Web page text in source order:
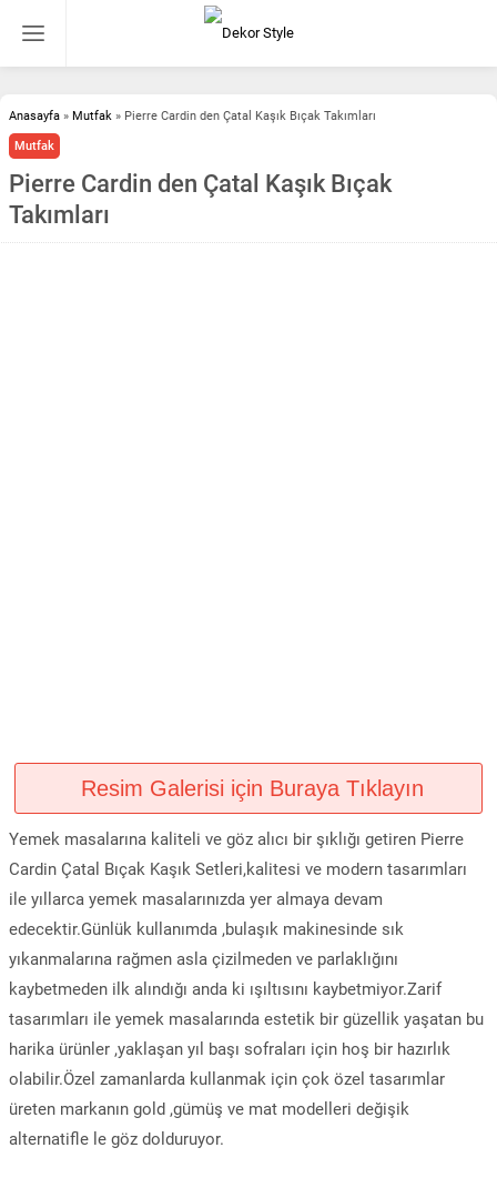
Anasayfa » Mutfak » Pierre Cardin den Çatal Kaşık Bıçak Takımları
Mutfak
Pierre Cardin den Çatal Kaşık Bıçak
Takımları
Resim Galerisi için Buraya Tıklayın
Yemek masalarına kaliteli ve göz alıcı bir şıklığı getiren Pierre
Cardin Çatal Bıçak Kaşık Setleri,kalitesi ve modern tasarımları
ile yıllarca yemek masalarınızda yer almaya devam
edecektir.Günlük kullanımda ,bulaşık makinesinde sık
yıkanmalarına rağmen asla çizilmeden ve parlaklığını
kaybetmeden ilk alındığı anda ki ışıltısını kaybetmiyor.Zarif
tasarımları ile yemek masalarında estetik bir güzellik yaşatan bu
harika ürünler ,yaklaşan yıl başı sofraları için hoş bir hazırlık
olabilir.Özel zamanlarda kullanmak için çok özel tasarımlar
üreten markanın gold ,gümüş ve mat modelleri değişik
alternatifle le göz dolduruyor.